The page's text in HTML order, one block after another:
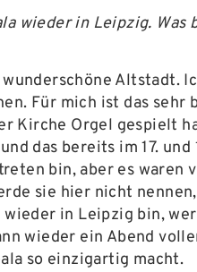
wieder in Leipzig.
Altstadt.
Für mich ist das
Kirche Orgel gespielt
das bereits im 17.
bin, aber es
sie hier nicht
in Leipzig bin,
wieder ein Abend
so einzigartig macht.